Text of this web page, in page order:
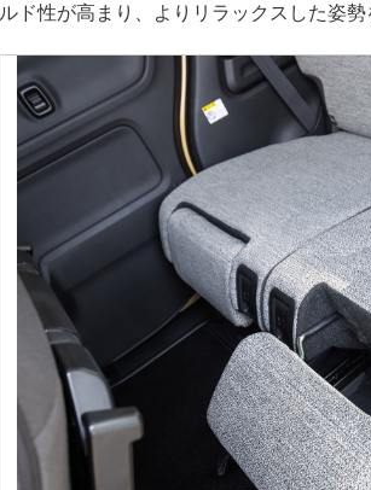
ルド性が高まり、よりリラックスした姿勢